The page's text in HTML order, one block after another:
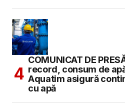
COMUNICAT DE
record, consum de
Aquatim asigură
cu apă